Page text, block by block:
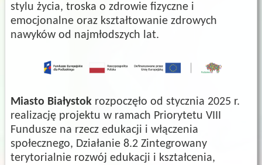
stylu życia, troska o zdrowie fizyczne i
emocjonalne oraz kształtowanie zdrowych
nawyków od najmłodszych lat.
Miasto Białystok rozpoczęło od stycznia 2025 r.
realizację projektu w ramach Priorytetu VIII
Fundusze na rzecz edukacji i włączenia
społecznego, Działanie 8.2 Zintegrowany
terytorialnie rozwój edukacji i kształcenia,